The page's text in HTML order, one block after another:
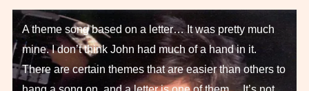
A theme song based on a letter… It was pretty much
mine. I don’t think John had much of a hand in it.
There are certain themes that are easier than others to